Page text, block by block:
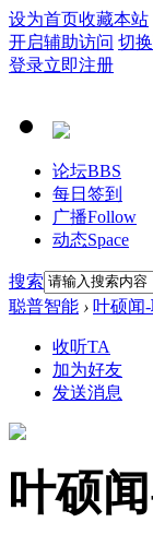
设为首页收藏本站
开启辅助访问 切
登录立即注册
论坛BBS
每日签到
广播Follow
动态Space
搜索
聪普智能 › 叶硕闻
收听TA
加为好友
发送消息
叶硕